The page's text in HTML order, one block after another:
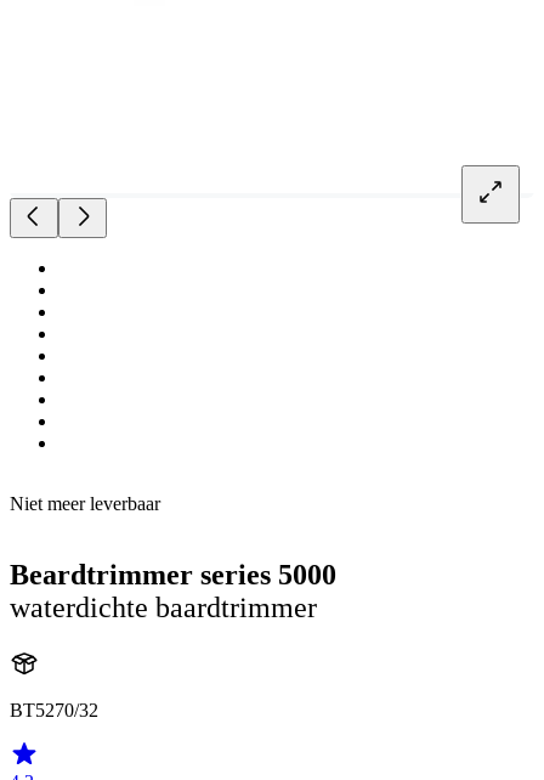
Niet meer leverbaar
Beardtrimmer series 5000
waterdichte baardtrimmer
BT5270/32